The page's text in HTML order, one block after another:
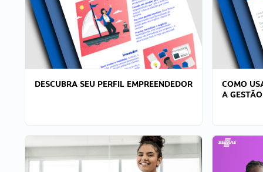
DESCUBRA SEU PERFIL EMPREENDEDOR
COMO
A